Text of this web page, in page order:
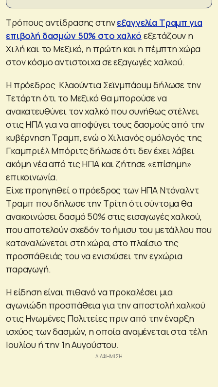
Τρόπους αντίδρασης στηνεξαγγελία Τραμπ για
επιβολή δασμών 50% στο χαλκό εξετάζουν η
Χιλή και το Μεξικό, η πρώτη και η πέμπτη χώρα
στον κόσμο αντιστοιχα σε εξαγωγές χαλκού.
Η πρόεδρος Κλαούντια Σεϊνμπάουμ δήλωσε την
Τετάρτη ότι το Μεξικό θα μπορούσε να
ανακατευθύνει τον χαλκό που συνήθως στέλνει
στις ΗΠΑ για να αποφύγει τους δασμούς από την
κυβέρνηση Τραμπ, ενώ ο Χιλιανός ομόλογός της
Γκαμπριέλ Μπόριτς δήλωσε ότι δεν έχει λάβει
ακόμη νέα από τις ΗΠΑ και ζήτησε «επίσημη»
επικοινωνία.
Είχε προηγηθεί ο πρόεδρος των ΗΠΑ Ντόναλντ
Τραμπ που δήλωσε την Τρίτη ότι σύντομα θα
ανακοινώσει δασμό 50% στις εισαγωγές χαλκού,
που αποτελούν σχεδόν το ήμισυ του μετάλλου που
καταναλώνεται στη χώρα, στο πλαίσιο της
προσπάθειάς του να ενισχύσει την εγχώρια
παραγωγή.
Η είδηση είναι πιθανό να προκαλέσει μια
αγωνιώδη προσπάθεια για την αποστολή χαλκού
στις Ηνωμένες Πολιτείες πριν από την έναρξη
ισχύος των δασμών, η οποία αναμένεται στα τέλη
Ιουλίου ή την 1η Αυγούστου.